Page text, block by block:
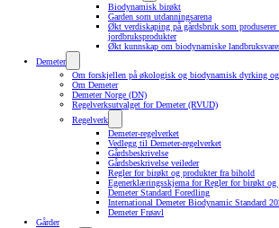
Biodynamisk birøkt
Garden som utdanningsarena
Økt verdiskaping på gårdsbruk som produserer
jordbruksprodukter
Økt kunnskap om biodynamiske
Demeter
Om forskjellen på økologisk og biodynamisk dyrking
Om Demeter
Demeter Norge (DN)
Regelverksutvalget for Demeter (RVUD)
Regelverk
Demeter-regelverket
Vedlegg til Demeter-regelverket
Gårdsbeskrivelse
Gårdsbeskrivelse veileder
Regler for birøkt og produkter fra bihold
Egenerklæringsskjema for Regler for birøkt
Demeter Standard Foredling
International Demeter Biodynamic Standard
Demeter Frøavl
Gårder